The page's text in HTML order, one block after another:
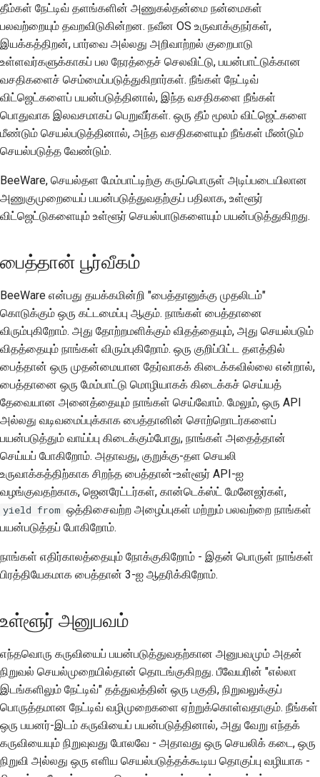
தீம்கள் நேட்டிவ் தளங்களின் அணுகல்தன்மை நன்மைகள்
பலவற்றையும் தவறவிடுகின்றன. நவீன OS உருவாக்குநர்கள்,
இயக்கத்திறன், பார்வை அல்லது அறிவாற்றல் குறைபாடு
உள்ளவர்களுக்காகப் பல நேரத்தைச் செலவிட்டு, பயன்பாட்டுக்கான
வசதிகளைச் செம்மைப்படுத்துகிறார்கள். நீங்கள் நேட்டிவ்
விட்ஜெட்களைப் பயன்படுத்தினால், இந்த வசதிகளை நீங்கள்
பொதுவாக இலவசமாகப் பெறுவீர்கள். ஒரு தீம் மூலம் விட்ஜெட்களை
மீண்டும் செயல்படுத்தினால், அந்த வசதிகளையும் நீங்கள் மீண்டும்
செயல்படுத்த வேண்டும்.
BeeWare, செயல்தள மேம்பாட்டிற்கு கருப்பொருள் அடிப்படையிலான
அணுகுமுறையைப் பயன்படுத்துவதற்குப் பதிலாக, உள்ளூர்
விட்ஜெட்டுகளையும் உள்ளூர் செயல்பாடுகளையும் பயன்படுத்துகிறது.
பைத்தான் பூர்வீகம்
BeeWare என்பது தயக்கமின்றி "பைத்தானுக்கு முதலிடம்"
கொடுக்கும் ஒரு கட்டமைப்பு ஆகும். நாங்கள் பைத்தானை
விரும்புகிறோம். அது தோற்றமளிக்கும் விதத்தையும், அது செயல்படும்
விதத்தையும் நாங்கள் விரும்புகிறோம். ஒரு குறிப்பிட்ட தளத்தில்
பைத்தான் ஒரு முதன்மையான தேர்வாகக் கிடைக்கவில்லை என்றால்,
பைத்தானை ஒரு மேம்பாட்டு மொழியாகக் கிடைக்கச் செய்யத்
தேவையான அனைத்தையும் நாங்கள் செய்வோம். மேலும், ஒரு API
அல்லது வடிவமைப்புக்காக பைத்தானின் சொற்றொடர்களைப்
பயன்படுத்தும் வாய்ப்பு கிடைக்கும்போது, நாங்கள் அதைத்தான்
செய்யப் போகிறோம். அதாவது, குறுக்கு-தள செயலி
உருவாக்கத்திற்காக சிறந்த பைத்தான்-உள்ளூர் API-ஐ
வழங்குவதற்காக, ஜெனரேட்டர்கள், கான்டெக்ஸ்ட் மேனேஜர்கள்,
yield from ஒத்திசைவற்ற அழைப்புகள் மற்றும் பலவற்றை நாங்கள்
பயன்படுத்தப் போகிறோம்.
நாங்கள் எதிர்காலத்தையும் நோக்குகிறோம் - இதன் பொருள் நாங்கள்
பிரத்தியேகமாக பைத்தான் 3-ஐ ஆதரிக்கிறோம்.
உள்ளூர் அனுபவம்
எந்தவொரு கருவியைப் பயன்படுத்துவதற்கான அனுபவமும் அதன்
நிறுவல் செயல்முறையில்தான் தொடங்குகிறது. பீவேயரின் "எல்லா
இடங்களிலும் நேட்டிவ்" தத்துவத்தின் ஒரு பகுதி, நிறுவலுக்குப்
பொருத்தமான நேட்டிவ் வழிமுறைகளை ஏற்றுக்கொள்வதாகும். நீங்கள்
ஒரு பயனர்-இடம் கருவியைப் பயன்படுத்தினால், அது வேறு எந்தக்
கருவியையும் நிறுவுவது போலவே - அதாவது ஒரு செயலிக் கடை, ஒரு
நிறுவி அல்லது ஒரு எளிய செயல்படுத்தக்கூடிய தொகுப்பு வழியாக -